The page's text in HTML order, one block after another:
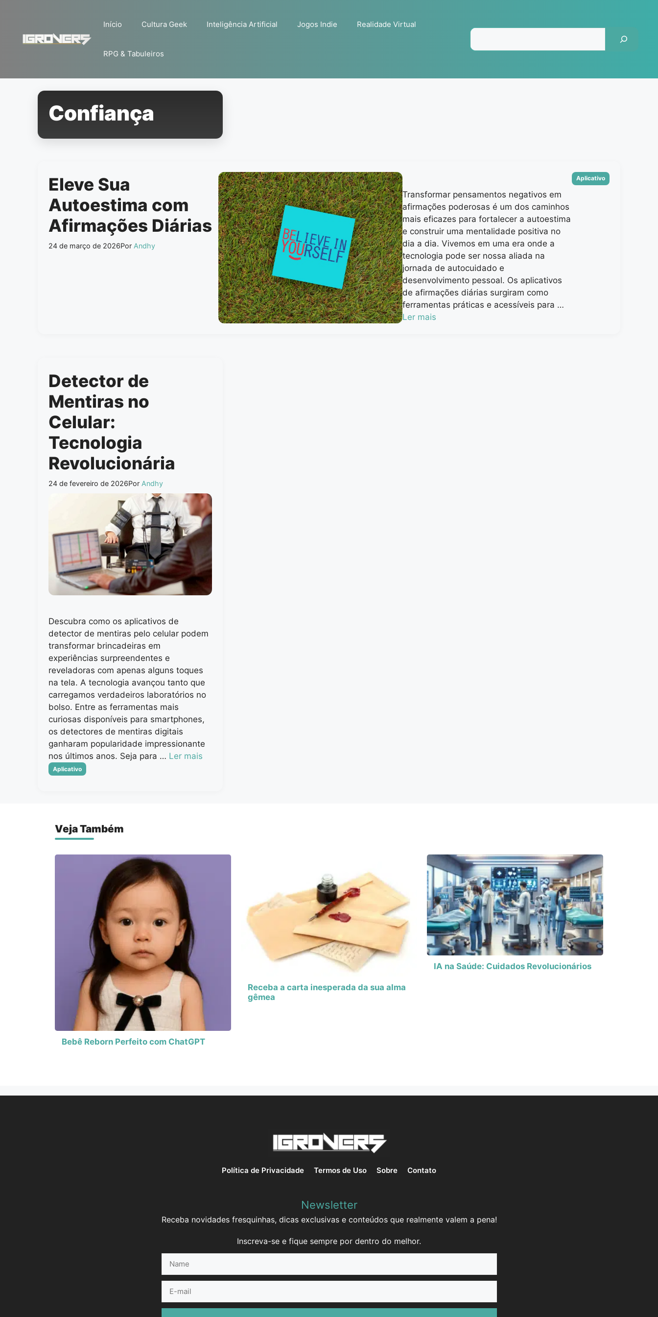
conteúdo
Início Cultura Geek Inteligência Artificial Jogos Indie Realidade Virtual
RPG & Tabuleiros
Confiança
Eleve Sua
Autoestima com
Afirmações Diárias
24 de março de 2026Por Andhy
Transformar pensamentos negativos em
afirmações poderosas é um dos caminhos
mais eficazes para fortalecer a autoestima
e construir uma mentalidade positiva no
dia a dia. Vivemos em uma era onde a
tecnologia pode ser nossa aliada na
jornada de autocuidado e
desenvolvimento pessoal. Os aplicativos
de afirmações diárias surgiram como
ferramentas práticas e acessíveis para …
Ler mais
Categorias
Aplicativo
Detector de
Mentiras no
Celular:
Tecnologia
Revolucionária
24 de fevereiro de 2026Por Andhy
Descubra como os aplicativos de
detector de mentiras pelo celular podem
transformar brincadeiras em
experiências surpreendentes e
reveladoras com apenas alguns toques
na tela. A tecnologia avançou tanto que
carregamos verdadeiros laboratórios no
bolso. Entre as ferramentas mais
curiosas disponíveis para smartphones,
os detectores de mentiras digitais
ganharam popularidade impressionante
nos últimos anos. Seja para … Ler mais
Categorias
Aplicativo
Veja Também
Bebê Reborn Perfeito com ChatGPT
Receba a carta inesperada da sua alma
gêmea
IA na Saúde: Cuidados Revolucionários
Política de Privacidade Termos de Uso Sobre Contato
Newsletter
Receba novidades fresquinhas, dicas exclusivas e conteúdos que realmente valem a pena!
Inscreva-se e fique sempre por dentro do melhor.
mail